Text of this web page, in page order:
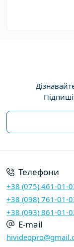
Телефони
+38 (075) 461-01-
+38 (098) 761-01-
+38 (093) 861-01-
E-mail